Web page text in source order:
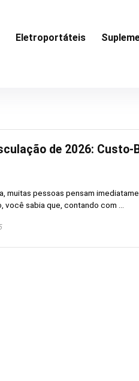
Eletroportáteis
de 2026: Custo-
muitas pessoas pensam
sabia que, contando com ...